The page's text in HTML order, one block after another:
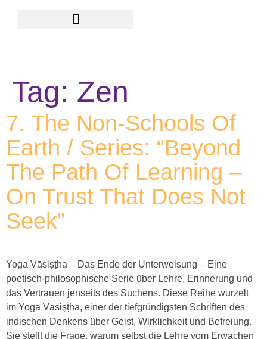
Tag: Zen
7. The Non-Schools Of
Earth / Series: “Beyond
The Path Of Learning –
On Trust That Does Not
Seek”
Yoga Vāsiṣṭha – Das Ende der Unterweisung – Eine
poetisch-philosophische Serie über Lehre, Erinnerung und
das Vertrauen jenseits des Suchens. Diese Reihe wurzelt
im Yoga Vāsiṣṭha, einer der tiefgründigsten Schriften des
indischen Denkens über Geist, Wirklichkeit und Befreiung.
Sie stellt die Frage, warum selbst die Lehre vom Erwachen